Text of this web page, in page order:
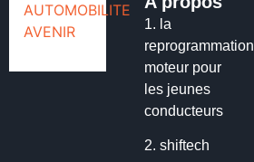
1. la
reprogrammation
moteur pour
les jeunes
conducteurs
2.shiftech